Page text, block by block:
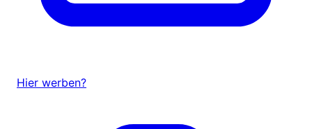
Hier werben?